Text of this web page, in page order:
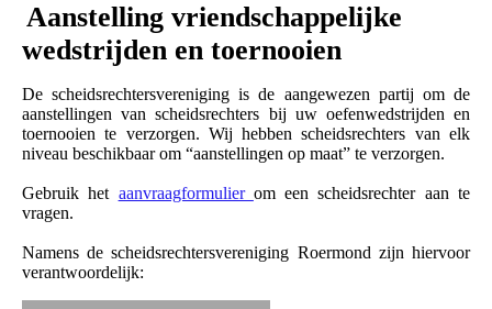
Aanstelling vriendschappelijke
wedstrijden en toernooien
De scheidsrechtersvereniging is de aangewezen partij om de
aanstellingen van scheidsrechters bij uw oefenwedstrijden en
toernooien te verzorgen. Wij hebben scheidsrechters van elk
niveau beschikbaar om “aanstellingen op maat” te verzorgen.
Gebruik het aanvraagformulier om een scheidsrechter aan te
vragen.
Namens de scheidsrechtersvereniging Roermond zijn hiervoor
verantwoordelijk: